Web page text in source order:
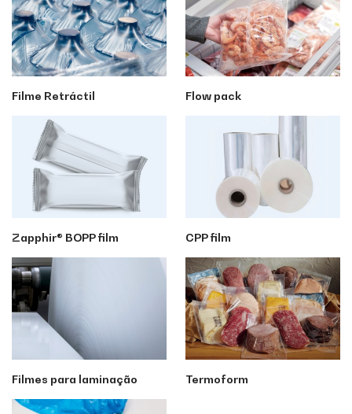
Filme Retráctil Flow pack
Zapphir® BOPP film CPP film
Filmes para laminação Termoform